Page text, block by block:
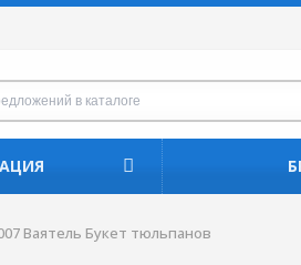
Ваятель Букет тюльпанов